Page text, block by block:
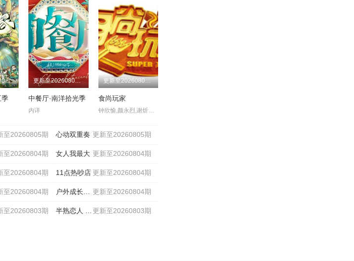
更新至20260806期
季
更新至20260806期
中餐厅·南洋拾光季
内详
更新至20260805期
食尚玩家
钟欣愉,颜永烈,谢炘昊,陈秉立
至20260805期 更新至20260805期
心动双重奏
至20260804期 更新至20260804期
女人我最大
至20260804期 更新至20260804期
11点热吵店
至20260804期 更新至20260804期
户外成长计划
至20260803期 更新至20260803期
半熟恋人 第五季